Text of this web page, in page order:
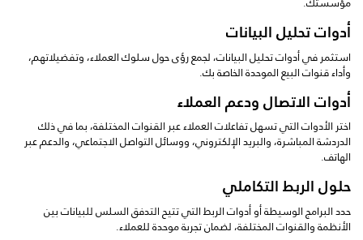
أدوات تحليل البيانات
استثمر في أدوات تحليل البيانات، لجمع رؤى حول سلوك العملاء، وتفضيلاتهم،
وأداء قنوات البيع الموحدة الخاصة بك.
أدوات الاتصال ودعم العملاء
اختر الأدوات التي تسهل تفاعلات العملاء عبر القنوات المختلفة، بما في ذلك
الدردشة المباشرة، والبريد الإلكتروني، ووسائل التواصل الاجتماعي، والدعم عبر
الهاتف.
حلول الربط التكاملي
حدد البرامج الوسيطة أو أدوات الربط التي تتيح التدفق السلس للبيانات بين
الأنظمة والقنوات المختلفة، لضمان تجربة موحدة للعملاء.